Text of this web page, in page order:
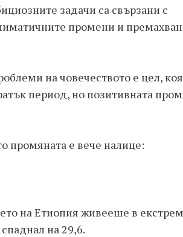
задачи са свързани с
промени и
на човечеството е цел,
период, но позитивната
промяната е вече налице:
на Етиопия живееше в
на 29,6.